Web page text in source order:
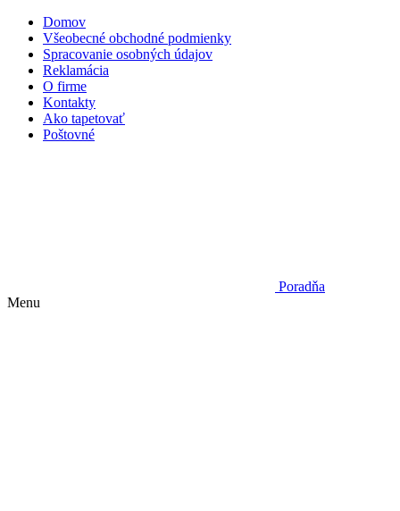
Domov
Všeobecné obchodné podmienky
Spracovanie osobných údajov
Reklamácia
O firme
Kontakty
Ako tapetovať
Poštovné
Poradňa
Menu